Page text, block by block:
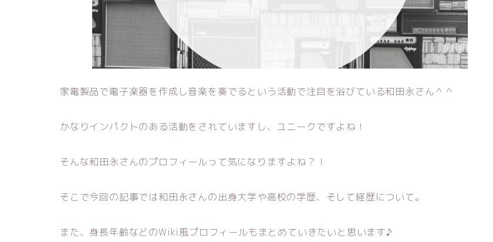
家電製品で電子楽器を作成し音楽を奏でるという活動で注目を浴びている和田永さん＾＾
かなりインパクトのある活動をされていますし、ユニークですよね！
そんな和田永さんのプロフィールって気になりますよね？！
そこで今回の記事では和田永さんの出身大学や高校の学歴、そして経歴について。
また、身長年齢などのWiki風プロフィールもまとめていきたいと思います♪